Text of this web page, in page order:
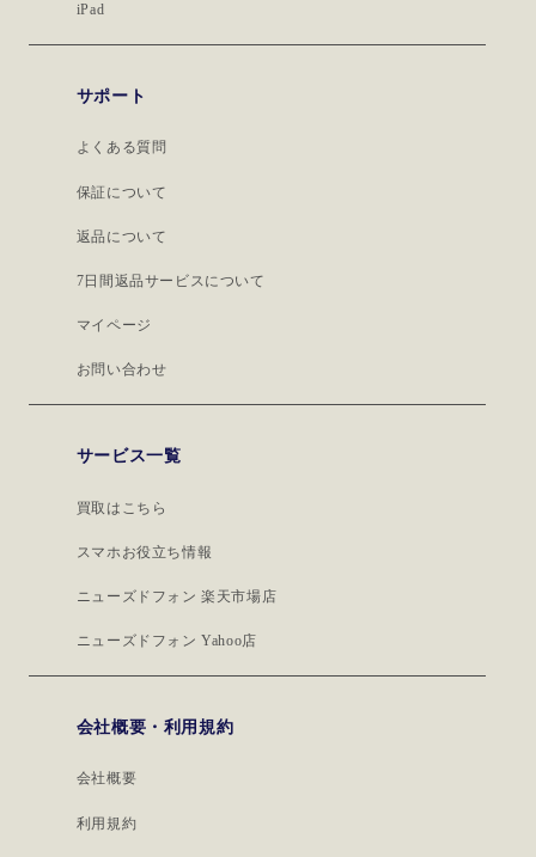
iPad
サポート
よくある質問
保証について
返品について
7日間返品サービスについて
マイページ
お問い合わせ
サービス一覧
買取はこちら
スマホお役立ち情報
ニューズドフォン 楽天市場店
ニューズドフォン Yahoo店
会社概要・利用規約
会社概要
利用規約